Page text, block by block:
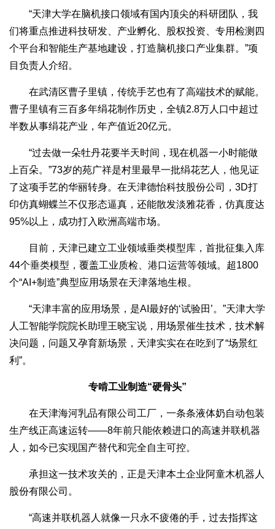
“天津大学在脑机接口领域有国内顶尖的科研团队，我
们将重点推进科技研发、产业孵化、股权投资、专用检测四
个平台和智能生产基地建设，打造脑机接口产业集群。”项
目负责人介绍。
在武清区曹子里镇，传统手艺也有了高端技术的赋能。
曹子里镇有三百多年绢花制作历史，全镇2.8万人口中超过
半数从事绢花产业，年产值近20亿元。
“过去做一朵牡丹花要半天时间，现在机器一小时能做
上百朵。”73岁的苑广祥是村里最早一批绢花艺人，他见证
了这项手艺的华丽转身。在天津德怡科技股份公司，3D打
印仿真蝴蝶兰不仅形态逼真，还能散发淡雅花香，仿真度达
95%以上，成功打入欧洲高端市场。
目前，天津已建立工业领域垂类模型库，首批征集入库
44个垂类模型，覆盖工业质检、港口运营等领域。超1800
个“AI+制造”典型应用场景在天津落地生根。
“天津丰富的应用场景，是AI最好的‘试验田’。”天津大学
人工智能学院院长助理王晓宝说，用场景催生技术，技术解
决问题，问题又孕育新场景，天津实实在在吃到了“场景红
利”。
专啃工业制造“硬骨头”
在天津海河乳品有限公司工厂，一条条液体奶自动包装
生产线正高速运转——8年前只能依赖进口的高速并联机器
人，如今已实现国产替代和完全自主可控。
承担这一技术攻关的，正是天津本土企业阿童木机器人
股份有限公司。
“高速并联机器人就像一只永不疲倦的手，过去指挥这